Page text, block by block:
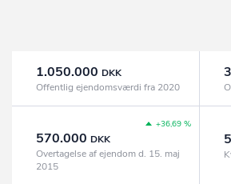
1.050.000 DKK
Offentlig ejendomsværdi fra 2020
+36,69 %
570.000 DKK
Overtagelse af ejendom d. 15. maj
2015